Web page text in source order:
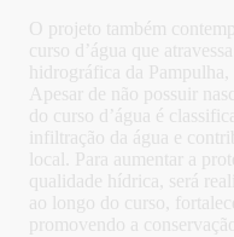
O projeto também
curso d’água que
hidrográfica da
Apesar de não possuir
do curso d’água é
infiltração da água e
local. Para aumentar a
qualidade hídrica, será
ao longo do curso,
promovendo a